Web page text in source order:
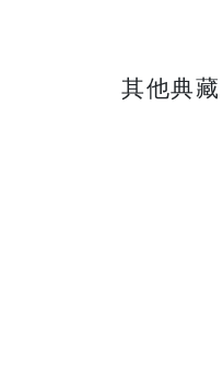
其他典藏